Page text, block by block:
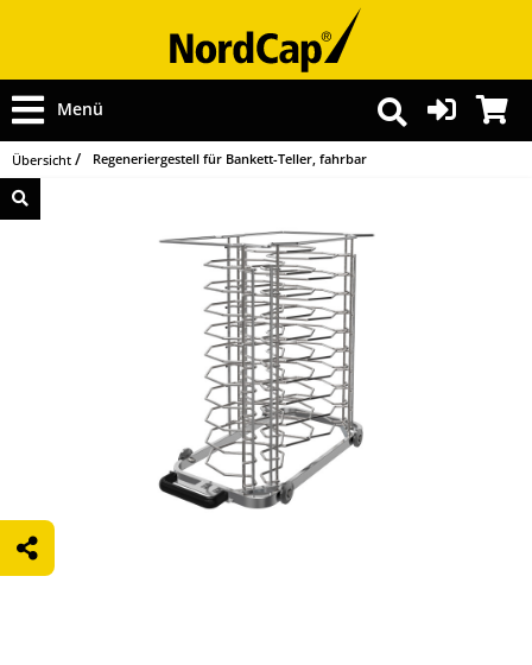
Menü
Übersicht Regeneriergestell für Bankett-Teller, fahrbar